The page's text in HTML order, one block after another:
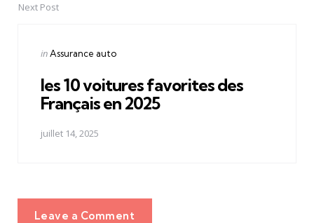
Next Post
Posted
inAssurance auto
les 10 voitures favorites des
Français en 2025
juillet 14, 2025
Leave a Comment